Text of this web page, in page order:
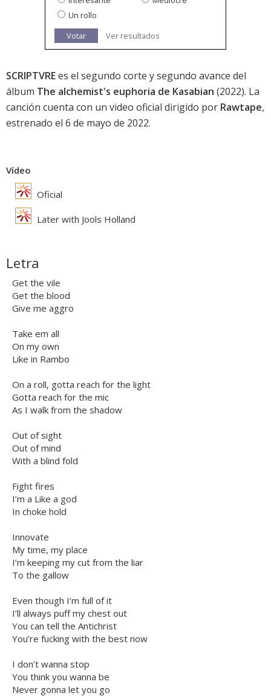
Un rollo
Votar
Ver resultados
SCRIPTVREes el segundo corte y segundo avance del
álbum The alchemist's euphoria de Kasabian (2022). La
canción cuenta con un video oficial dirigido por Rawtape,
estrenado el 6 de mayo de 2022.
Vídeo
Oficial
Later with Jools Holland
Letra
Get the vile
Get the blood
Give me aggro
Take em all
On my own
Like in Rambo
On a roll, gotta reach for the light
Gotta reach for the mic
As I walk from the shadow
Out of sight
Out of mind
With a blind fold
Fight fires
I’m a Like a god
In choke hold
Innovate
My time, my place
I’m keeping my cut from the liar
To the gallow
Even though I’m full of it
I’ll always puff my chest out
You can tell the Antichrist
You’re fucking with the best now
I don’t wanna stop
You think you wanna be
Never gonna let you go